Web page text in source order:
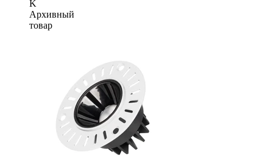
K
Архивный
товар